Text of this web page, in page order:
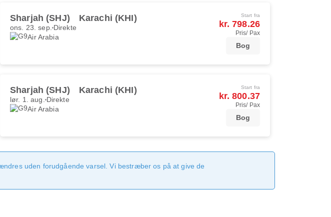
Sharjah (SHJ) Karachi (KHI)
ons. 23. sep. Direkte
Air Arabia
Start fra
kr. 798.26
Pris/ Pax
Bog
Sharjah (SHJ) Karachi (KHI)
lør. 1. aug. Direkte
Air Arabia
Start fra
kr. 800.37
Pris/ Pax
Bog
uden forudgående varsel. Vi bestræber os på at give de